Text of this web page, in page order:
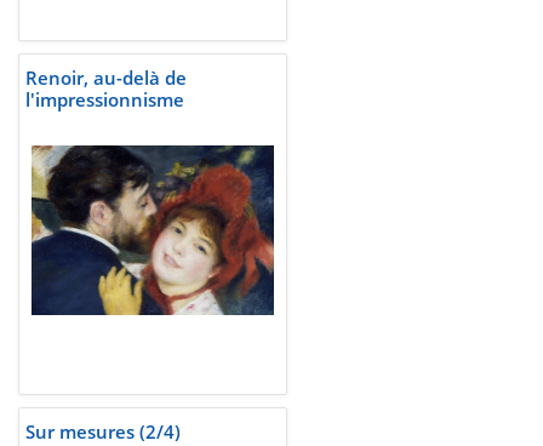
Renoir, au-delà de
l'impressionnisme
Sur mesures (2/4)